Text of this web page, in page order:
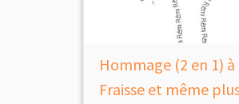
Hommage (2 en 1) à
Fraisse et même